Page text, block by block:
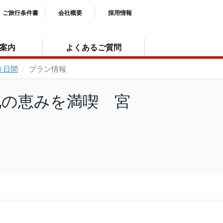
内 よくあるご質問
ご旅行条件書 会社概要 採用情報
間 プラン情報
恵みを満喫 宮